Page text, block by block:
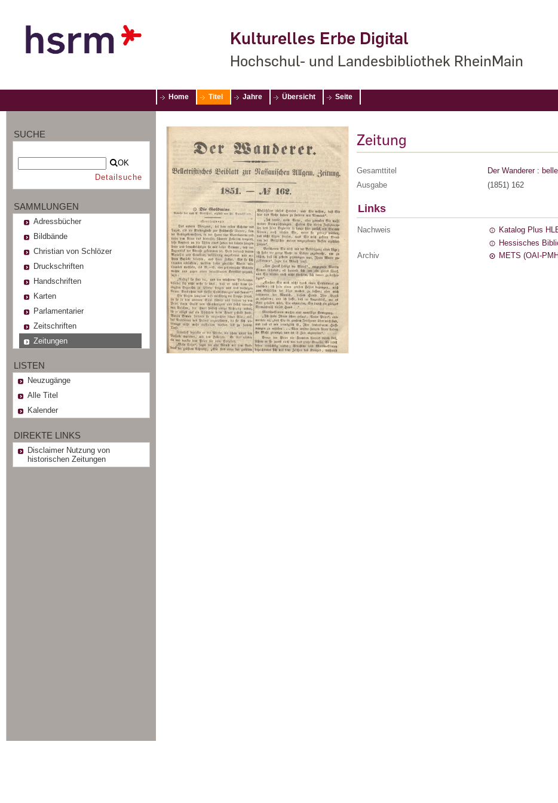
Kulturelles Erbe Digital
Hochschul- und Landesbibliothek RheinMain
Home Titel Jahre Übersicht Seite
SUCHE
OK
Detailsuche
SAMMLUNGEN
Adressbücher
Bildbände
Christian von Schlözer
Druckschriften
Handschriften
Karten
Parlamentarier
Zeitschriften
Zeitungen
LISTEN
Neuzugänge
Alle Titel
Kalender
DIREKTE LINKS
Disclaimer Nutzung von
historischen Zeitungen
Zeitung
Gesamttitel
Der Wanderer :
Ausgabe
(1851) 162
Links
Nachweis
Katalog Plus
Hessisches
Archiv
METS (OAI-